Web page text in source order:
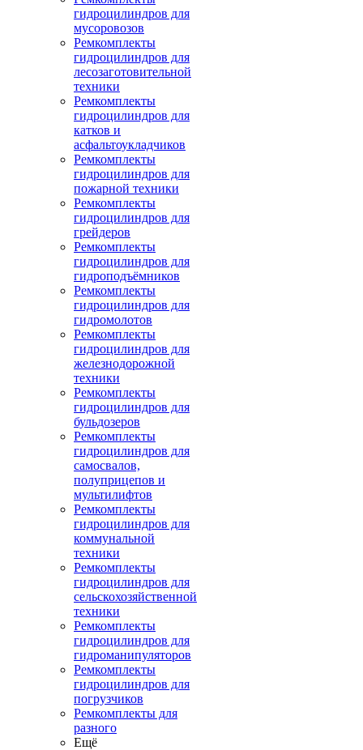
гидроцилиндров для
мусоровозов
Ремкомплекты
гидроцилиндров для
лесозаготовительной
техники
Ремкомплекты
гидроцилиндров для
катков и
асфальтоукладчиков
Ремкомплекты
гидроцилиндров для
пожарной техники
Ремкомплекты
гидроцилиндров для
грейдеров
Ремкомплекты
гидроцилиндров для
гидроподъёмников
Ремкомплекты
гидроцилиндров для
гидромолотов
Ремкомплекты
гидроцилиндров для
железнодорожной
техники
Ремкомплекты
гидроцилиндров для
бульдозеров
Ремкомплекты
гидроцилиндров для
самосвалов,
полуприцепов и
мультилифтов
Ремкомплекты
гидроцилиндров для
коммунальной
техники
Ремкомплекты
гидроцилиндров для
сельскохозяйственной
техники
Ремкомплекты
гидроцилиндров для
гидроманипуляторов
Ремкомплекты
гидроцилиндров для
погрузчиков
Ремкомплекты для
разного
Ещё